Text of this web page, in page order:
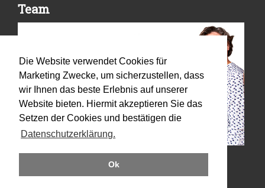
Die Website verwendet Cookies für
Marketing Zwecke, um sicherzustellen, dass
wir Ihnen das beste Erlebnis auf unserer
Website bieten. Hiermit akzeptieren Sie das
Setzen der Cookies und bestätigen die
Datenschutzerklärung.
Ok
Team